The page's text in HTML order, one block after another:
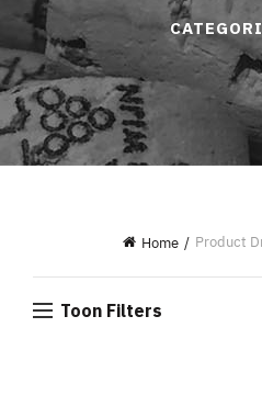
Home Product
Toon Filters